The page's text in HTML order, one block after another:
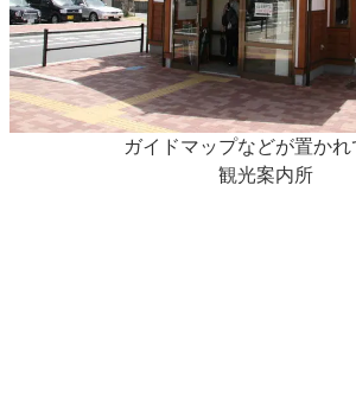
ガイドマップなどが置かれ
観光案内所